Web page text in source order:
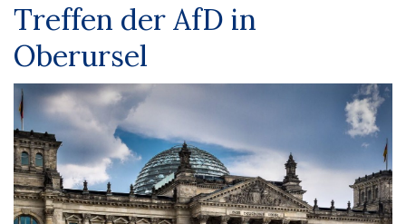
Treffen der AfD in
Oberursel